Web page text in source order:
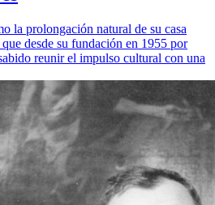
la prolongación natural de su casa
desde su fundación en 1955 por
reunir el impulso cultural con una